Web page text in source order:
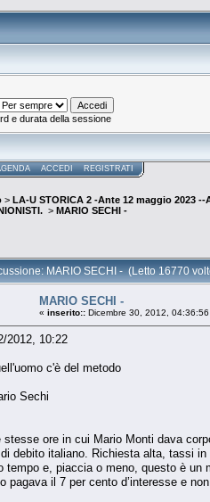
e durata della sessione
ACCEDI REGISTRATI
> LA-U STORICA 2 -Ante 12 maggio 2023 --
> MARIO SECHI -
MARIO SECHI - (Letto 16770
MARIO SECHI -
« inserito:: Dicembre 30, 2012,
2012, 10:22
c'è del metodo
Sechi
stesse ore in cui Mario Monti dava
debito italiano. Richiesta alta, tassi
tempo e, piaccia o meno, questo è un
pagava il 7 per cento d’interesse e